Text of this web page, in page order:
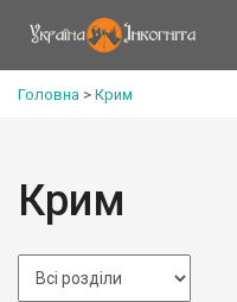
Головна > Крим
Крим